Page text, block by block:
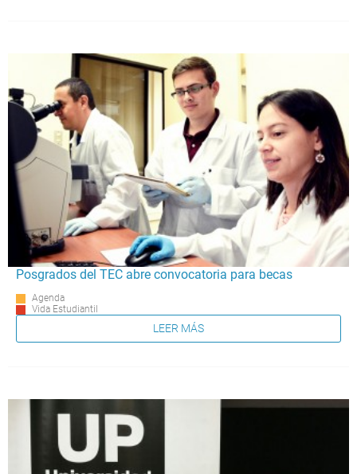
Posgrados del TEC abre convocatoria para becas
Agenda
Vida Estudiantil
LEER MÁS